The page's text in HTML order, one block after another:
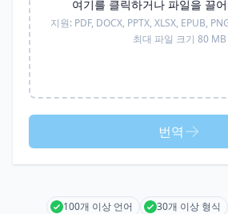
여기를 클릭하거나 파일을 끌
지원: PDF, DOCX, PPTX, XLSX, EPUB,
최대 파일 크기 80 MB
번역
100개 이상 언어 30개 이상 형식